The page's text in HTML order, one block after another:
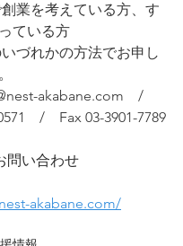
業を考えている方、す
ている方
づれかの方法でお申し
　/　Fax 03-3901-7789
問い合わせ
akabane.com/